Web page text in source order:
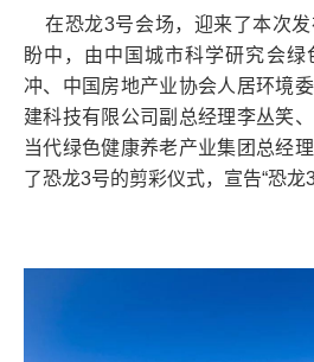
在恐龙3号会场，迎来了本次
盼中，由中国城市科学研究会绿
冲、中国房地产业协会人居环境
建科技有限公司副总经理李丛笑
当代绿色健康养老产业集团总经
了恐龙3号的剪彩仪式，宣告“恐龙3